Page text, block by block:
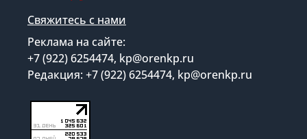
Свяжитесь с нами
Реклама на сайте:
+7 (922) 6254474, kp@orenkp.ru
Редакция: +7 (922) 6254474, kp@orenkp.ru